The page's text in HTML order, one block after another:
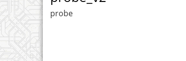
probe